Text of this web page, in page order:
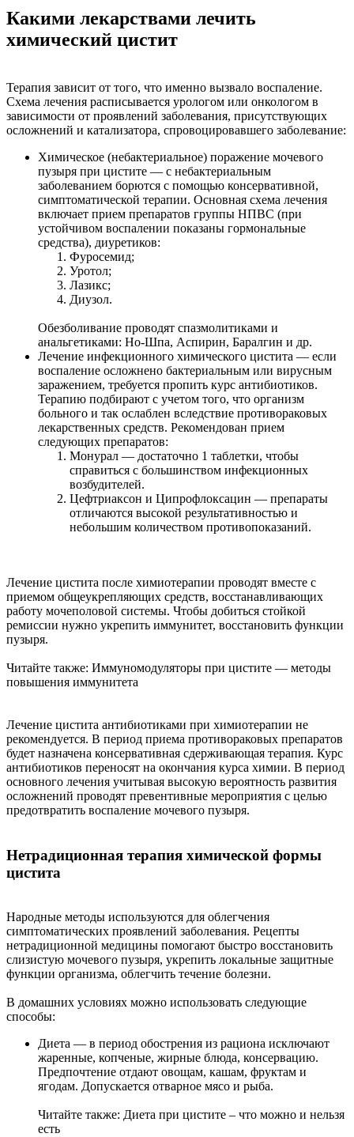
Какими лекарствами лечить
химический цистит
Терапия зависит от того, что именно вызвало воспаление.
Схема лечения расписывается урологом или онкологом в
зависимости от проявлений заболевания, присутствующих
осложнений и катализатора, спровоцировавшего заболевание:
Химическое (небактериальное) поражение мочевого
пузыря при цистите — с небактериальным
заболеванием борются с помощью консервативной,
симптоматической терапии. Основная схема лечения
включает прием препаратов группы НПВС (при
устойчивом воспалении показаны гормональные
средства), диуретиков:
Фуросемид;
Уротол;
Лазикс;
Диузол.
Обезболивание проводят спазмолитиками и
анальгетиками: Но-Шпа, Аспирин, Баралгин и др.
Лечение инфекционного химического цистита — если
воспаление осложнено бактериальным или вирусным
заражением, требуется пропить курс антибиотиков.
Терапию подбирают с учетом того, что организм
больного и так ослаблен вследствие противораковых
лекарственных средств. Рекомендован прием
следующих препаратов:
Монурал — достаточно 1 таблетки, чтобы
справиться с большинством инфекционных
возбудителей.
Цефтриаксон и Ципрофлоксацин — препараты
отличаются высокой результативностью и
небольшим количеством противопоказаний.
Лечение цистита после химиотерапии проводят вместе с
приемом общеукрепляющих средств, восстанавливающих
работу мочеполовой системы. Чтобы добиться стойкой
ремиссии нужно укрепить иммунитет, восстановить функции
пузыря.
Читайте также: Иммуномодуляторы при цистите — методы
повышения иммунитета
Лечение цистита антибиотиками при химиотерапии не
рекомендуется. В период приема противораковых препаратов
будет назначена консервативная сдерживающая терапия. Курс
антибиотиков переносят на окончания курса химии. В период
основного лечения учитывая высокую вероятность развития
осложнений проводят превентивные мероприятия с целью
предотвратить воспаление мочевого пузыря.
Нетрадиционная терапия химической формы
цистита
Народные методы используются для облегчения
симптоматических проявлений заболевания. Рецепты
нетрадиционной медицины помогают быстро восстановить
слизистую мочевого пузыря, укрепить локальные защитные
функции организма, облегчить течение болезни.
В домашних условиях можно использовать следующие
способы:
Диета — в период обострения из рациона исключают
жаренные, копченые, жирные блюда, консервацию.
Предпочтение отдают овощам, кашам, фруктам и
ягодам. Допускается отварное мясо и рыба.
Читайте также: Диета при цистите – что можно и нельзя
есть